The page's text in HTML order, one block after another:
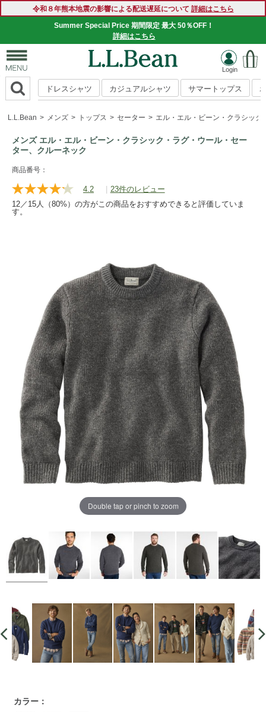
令和８年熊本地震の影響による配送遅延について 詳細はこちら
Summer Special Price 期間限定 最大 50％OFF！
詳細はこちら
ドレスシャツ カジュアルシャツ サマートップス
L.L.Bean メンズ トップス セーター エル・エル・ビーン・クラシッ
メンズ エル・エル・ビーン・クラシック・ラグ・ウール・セー
ター、クルーネック
https://www.llbean.co.jp/mens/tops/sweater/g/P123770.html
商品番号：
4.2
レ
ビ
じ
ペ
ー
ジ
の
リ
ン
ク。
| 23件のレビュー
12／15人（80%）の方がこの商品をおすすめできると評価していま
す。
Double tap or pinch to zoom
https://www.llbean.co.jp/mens/tops/sweater/g/P123770.html
カラー：